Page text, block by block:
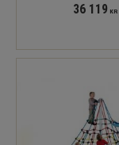
36 119 KR